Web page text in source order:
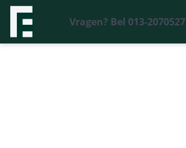
Vragen? Bel 013-2070527